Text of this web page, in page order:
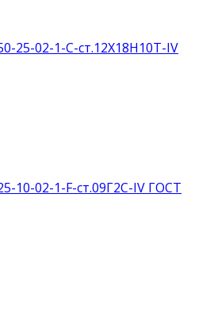
25-02-1-С-ст.12Х18Н10Т-IV
10-02-1-F-ст.09Г2С-IV ГОСТ